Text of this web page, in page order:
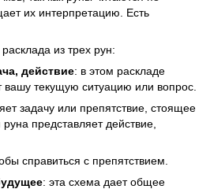
их интерпретацию. Есть
из трех рун:
действие: в этом раскладе
вашу текущую ситуацию или вопрос.
задачу или препятствие, стоящее
представляет действие,
справиться с препятствием.
: эта схема дает общее